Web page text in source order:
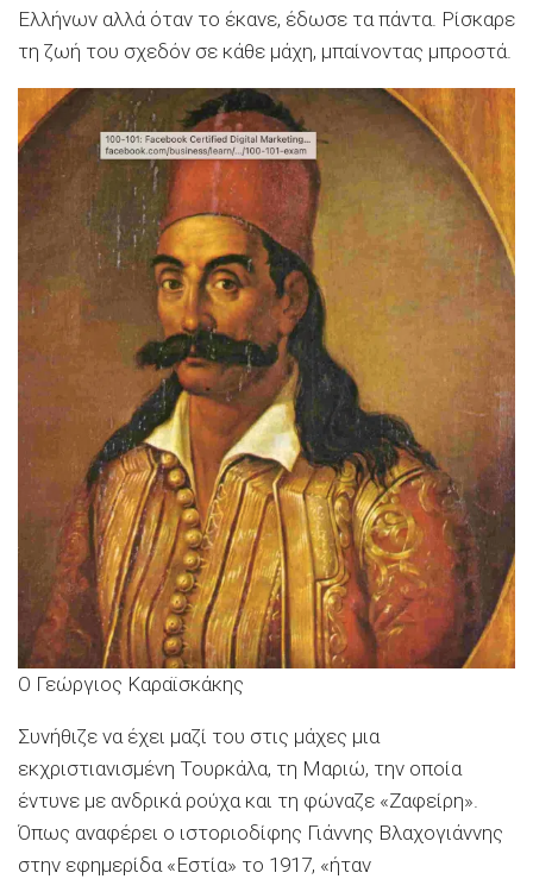
Ελλήνων αλλά όταν το έκανε, έδωσε τα πάντα. Ρίσκαρε
τη ζωή του σχεδόν σε κάθε μάχη, μπαίνοντας μπροστά.
O Γεώργιος Καραϊσκάκης
Συνήθιζε να έχει μαζί του στις μάχες μια
εκχριστιανισμένη Τουρκάλα, τη Μαριώ, την οποία
έντυνε με ανδρικά ρούχα και τη φώναζε «Ζαφείρη».
Όπως αναφέρει ο ιστοριοδίφης Γιάννης Βλαχογιάννης
στην εφημερίδα «Εστία» το 1917, «ήταν